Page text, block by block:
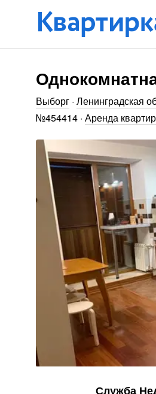
Выборг · Ленинградская
№454414 · Аренда
Служба